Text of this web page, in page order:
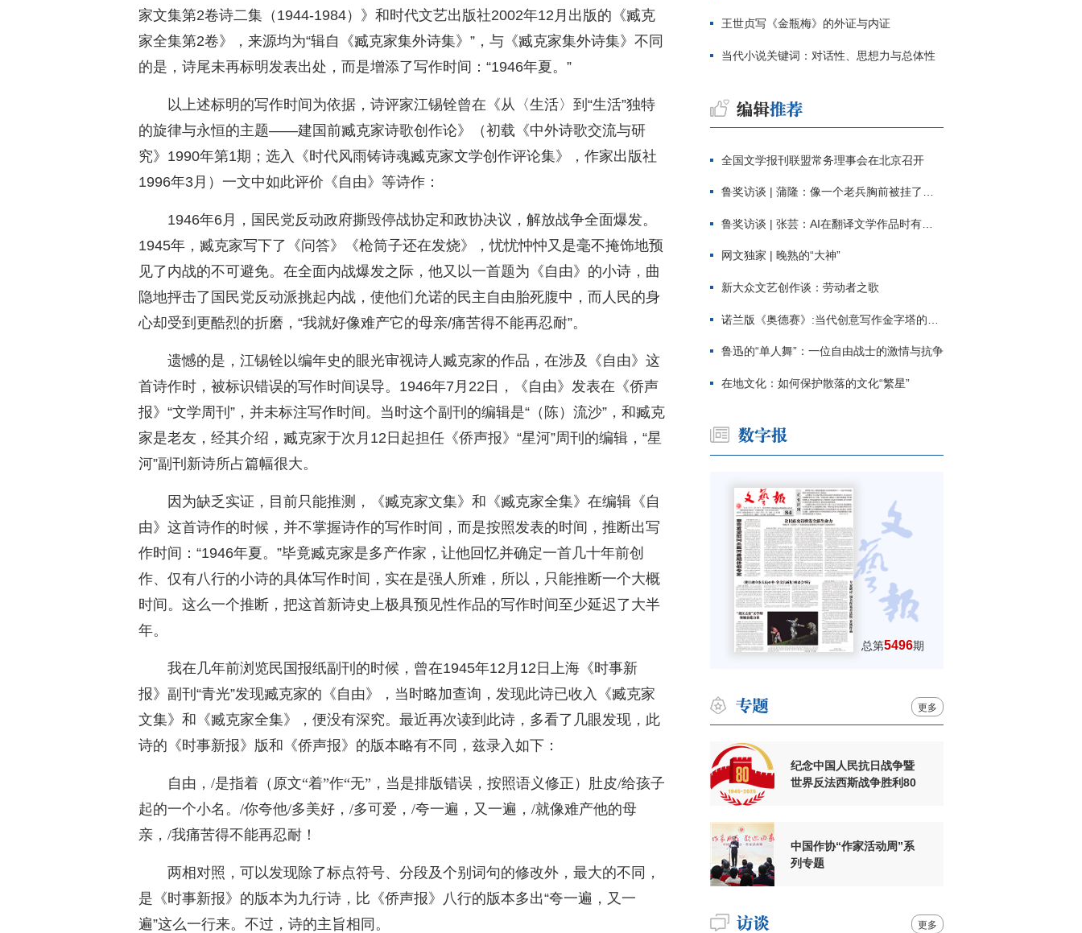
家文集第2卷诗二集（1944-1984）》和时代文艺出版社2002年12月出版的《臧克
家全集第2卷》，来源均为“辑自《臧克家集外诗集》”，与《臧克家集外诗集》不同
的是，诗尾未再标明发表出处，而是增添了写作时间：“1946年夏。”
以上述标明的写作时间为依据，诗评家江锡铨曾在《从〈生活〉到“生活”独特
的旋律与永恒的主题——建国前臧克家诗歌创作论》（初载《中外诗歌交流与研
究》1990年第1期；选入《时代风雨铸诗魂臧克家文学创作评论集》，作家出版社
1996年3月）一文中如此评价《自由》等诗作：
1946年6月，国民党反动政府撕毁停战协定和政协决议，解放战争全面爆发。
1945年，臧克家写下了《问答》《枪筒子还在发烧》，忧忧忡忡又是毫不掩饰地预
见了内战的不可避免。在全面内战爆发之际，他又以一首题为《自由》的小诗，曲
隐地抨击了国民党反动派挑起内战，使他们允诺的民主自由胎死腹中，而人民的身
心却受到更酷烈的折磨，“我就好像难产它的母亲/痛苦得不能再忍耐”。
遗憾的是，江锡铨以编年史的眼光审视诗人臧克家的作品，在涉及《自由》这
首诗作时，被标识错误的写作时间误导。1946年7月22日，《自由》发表在《侨声
报》“文学周刊”，并未标注写作时间。当时这个副刊的编辑是“（陈）流沙”，和臧克
家是老友，经其介绍，臧克家于次月12日起担任《侨声报》“星河”周刊的编辑，“星
河”副刊新诗所占篇幅很大。
因为缺乏实证，目前只能推测，《臧克家文集》和《臧克家全集》在编辑《自
由》这首诗作的时候，并不掌握诗作的写作时间，而是按照发表的时间，推断出写
作时间：“1946年夏。”毕竟臧克家是多产作家，让他回忆并确定一首几十年前创
作、仅有八行的小诗的具体写作时间，实在是强人所难，所以，只能推断一个大概
时间。这么一个推断，把这首新诗史上极具预见性作品的写作时间至少延迟了大半
年。
我在几年前浏览民国报纸副刊的时候，曾在1945年12月12日上海《时事新
报》副刊“青光”发现臧克家的《自由》，当时略加查询，发现此诗已收入《臧克家
文集》和《臧克家全集》，便没有深究。最近再次读到此诗，多看了几眼发现，此
诗的《时事新报》版和《侨声报》的版本略有不同，兹录入如下：
自由，/是指着（原文“着”作“无”，当是排版错误，按照语义修正）肚皮/给孩子
起的一个小名。/你夸他/多美好，/多可爱，/夸一遍，又一遍，/就像难产他的母
亲，/我痛苦得不能再忍耐！
两相对照，可以发现除了标点符号、分段及个别词句的修改外，最大的不同，
是《时事新报》的版本为九行诗，比《侨声报》八行的版本多出“夸一遍，又一
遍”这么一行来。不过，诗的主旨相同。
王世贞写《金瓶梅》的外证与内证
当代小说关键词：对话性、思想力与总体性
全国文学报刊联盟常务理事会在北京召开
鲁奖访谈 | 蒲隆：像一个老兵胸前被挂了一枚“红色英勇勋章”
鲁奖访谈 | 张芸：AI在翻译文学作品时有明显局限
网文独家 | 晚熟的“大神”
新大众文艺创作谈：劳动者之歌
诺兰版《奥德赛》:当代创意写作金字塔的宏伟与平庸
鲁迅的“单人舞”：一位自由战士的激情与抗争
在地文化：如何保护散落的文化“繁星”
总第5496期
更多
纪念中国人民抗日战争暨
世界反法西斯战争胜利80
中国作协“作家活动周”系
列专题
更多